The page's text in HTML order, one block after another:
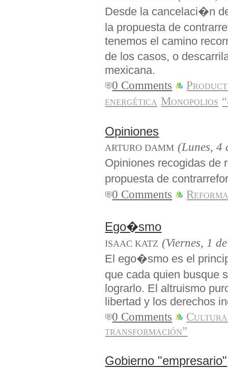
Desde la cancelaci�n
la propuesta de
tenemos el camino
de los casos, o
mexicana.
0 Comments
energética Monopolios
Opiniones
ARTURO DAMM (Lunes, 4
Opiniones recogidas
propuesta de
0 Comments
Ego�smo
ISAAC KATZ (Viernes, 1
El ego�smo es el
que cada quien busque
lograrlo. El altruismo
libertad y los derechos
0 Comments
Cultura
transformación”
Gobierno "empresario"